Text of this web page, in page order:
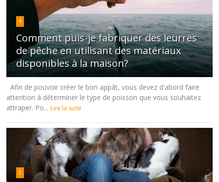
4
Comment puis-je fabriquer des leurres
de pêche en utilisant des matériaux
disponibles à la maison?
Afin de pouvoir créer le bon appât, vous devez d'abord faire
attention à déterminer le type de poisson que vous souhaitez
attraper. Po... Lire la suite
5